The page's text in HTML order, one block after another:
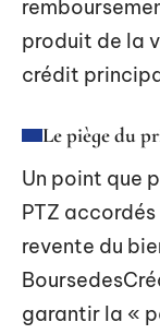
produit de la
crédit
Le piège du
Un point que
PTZ
revente du
garantir la «